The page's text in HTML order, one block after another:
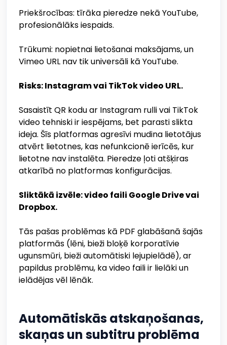
Priekšrocības: tīrāka pieredze nekā YouTube,
profesionālāks iespaids.
Trūkumi: nopietnai lietošanai maksājams, un
Vimeo URL nav tik universāli kā YouTube.
Risks: Instagram vai TikTok video URL.
Sasaistīt QR kodu ar Instagram rulli vai TikTok
video tehniski ir iespējams, bet parasti slikta
ideja. Šīs platformas agresīvi mudina lietotājus
atvērt lietotnes, kas nefunkcionē ierīcēs, kur
lietotne nav instalēta. Pieredze ļoti atšķiras
atkarībā no platformas konfigurācijas.
Sliktākā izvēle: video faili Google Drive vai
Dropbox.
Tās pašas problēmas kā PDF glabāšanā šajās
platformās (lēni, bieži bloķē korporatīvie
ugunsmūri, bieži automātiski lejupielādē), ar
papildus problēmu, ka video faili ir lielāki un
ielādējas vēl lēnāk.
Automātiskās atskaņošanas,
skaņas un subtitru problēma